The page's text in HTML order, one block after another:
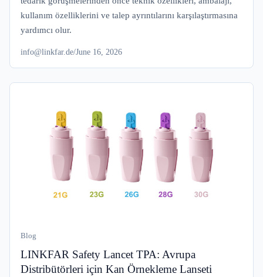
kullanım özelliklerini ve talep ayrıntılarını karşılaştırmasına
yardımcı olur.
info@linkfar.de/June 16, 2026
Blog
LINKFAR Safety Lancet TPA: Avrupa
Distribütörleri için Kan Örnekleme Lanseti